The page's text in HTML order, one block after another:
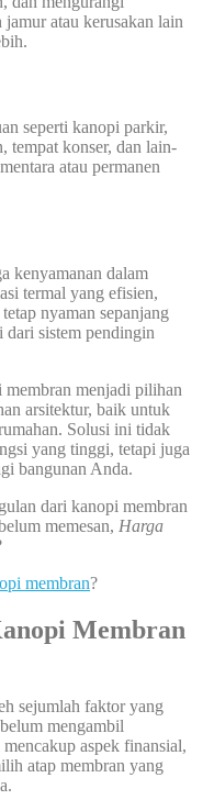
atau kerusakan lain
seperti kanopi parkir,
tempat konser, dan lain-
atau permanen
kenyamanan dalam
termal yang efisien,
nyaman sepanjang
dari sistem pendingin
menjadi pilihan
arsitektur, baik untuk
Solusi ini tidak
yang tinggi, tetapi juga
bangunan Anda.
dari kanopi membran
memesan, Harga
membran?
Membran
sejumlah faktor yang
mengambil
aspek finansial,
atap membran yang